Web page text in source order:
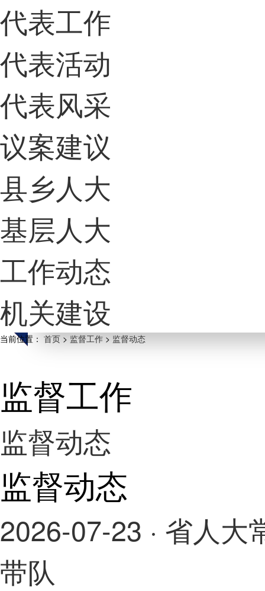
代表工作
代表活动
代表风采
议案建议
县乡人大
基层人大
工作动态
机关建设
当前位置： 首页 > 监督工作 > 监督动态
监督工作
监督动态
监督动态
2026-07-23 · 省人
带队